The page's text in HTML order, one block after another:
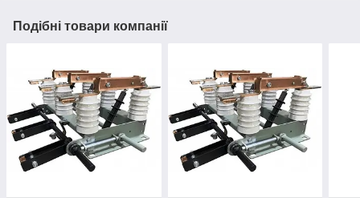
Подібні товари компанії